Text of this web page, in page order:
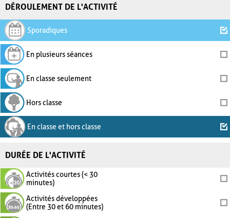
DÉROULEMENT DE L'ACTIVITÉ
Sporadiques
En plusieurs séances
En classe seulement
Hors classe
En classe et hors classe
DURÉE DE L'ACTIVITÉ
Activités courtes (< 30
minutes)
Activités développées
(Entre 30 et 60 minutes)